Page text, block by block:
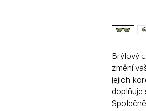
Brýlový
změní
jejich
doplňuje